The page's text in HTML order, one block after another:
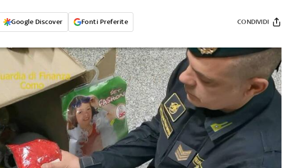
Google Discover Fonti Preferite CONDIVIDI